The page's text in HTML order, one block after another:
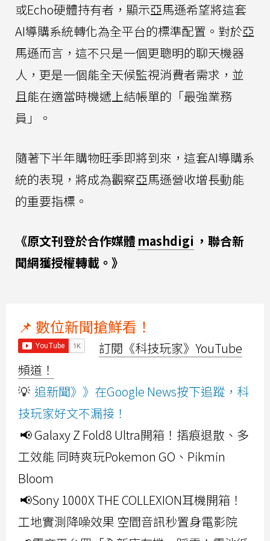
或Echo硬體持有者，顯示亞馬遜希望將這套
AI導購系統轉化為全平台的標準配置。對於亞
馬遜而言，這不只是一個更聰明的聊天機器
人，更是一個能全天候監視消費者需求，並
且能在適當時機遞上結帳單的「最強業務
員」。
隨著下半年購物旺季即將到來，這套AI導購系
統的表現，將成為觀察亞馬遜營收增長動能
的重要指標。
《原文刊登於合作媒體 mashdigi ，聯合新
聞網獲授權轉載。》
📌 數位新聞搶鮮看！
訂閱《科技玩家》YouTube
頻道！
💡 追新聞》》在Google News按下追蹤，科
技玩家好文不漏接！
📢 Galaxy Z Fold8 Ultra開箱！摺痕退散、多
工效能 同時爽玩Pokemon GO、Pikmin
Bloom
📢Sony 1000X THE COLLEXION耳機開箱！
工地實測降噪效果 空間音訊秒置身電影院